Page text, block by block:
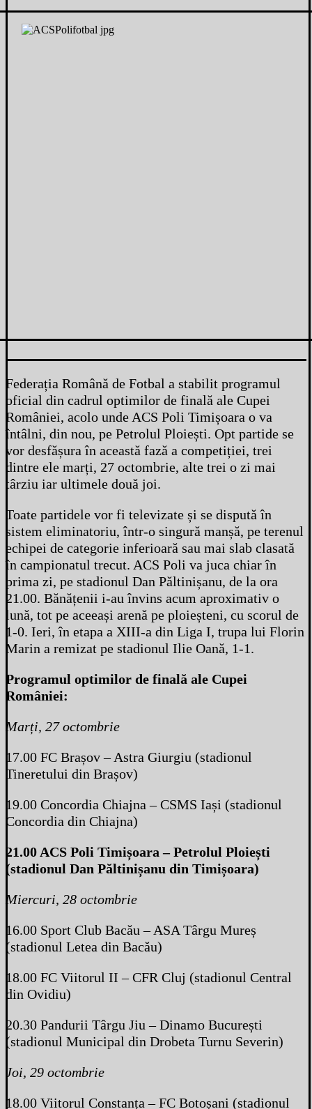
Federația Română de Fotbal a stabilit programul
oficial din cadrul optimilor de finală ale Cupei
României, acolo unde ACS Poli Timișoara o va
întâlni, din nou, pe Petrolul Ploiești. Opt partide se
vor desfășura în această fază a competiției, trei
dintre ele marți, 27 octombrie, alte trei o zi mai
târziu iar ultimele două joi.
Toate partidele vor fi televizate și se dispută în
sistem eliminatoriu, într-o singură manșă, pe terenul
echipei de categorie inferioară sau mai slab clasată
în campionatul trecut. ACS Poli va juca chiar în
prima zi, pe stadionul Dan Păltinișanu, de la ora
21.00. Bănățenii i-au învins acum aproximativ o
lună, tot pe aceeași arenă pe ploieșteni, cu scorul de
1-0. Ieri, în etapa a XIII-a din Liga I, trupa lui Florin
Marin a remizat pe stadionul Ilie Oană, 1-1.
Programul optimilor de finală ale Cupei
României:
Marți, 27 octombrie
17.00 FC Brașov – Astra Giurgiu (stadionul
Tineretului din Brașov)
19.00 Concordia Chiajna – CSMS Iași (stadionul
Concordia din Chiajna)
21.00 ACS Poli Timișoara – Petrolul Ploiești
(stadionul Dan Păltinișanu din Timișoara)
Miercuri, 28 octombrie
16.00 Sport Club Bacău – ASA Târgu Mureș
(stadionul Letea din Bacău)
18.00 FC Viitorul II – CFR Cluj (stadionul Central
din Ovidiu)
20.30 Pandurii Târgu Jiu – Dinamo București
(stadionul Municipal din Drobeta Turnu Severin)
Joi, 29 octombrie
18.00 Viitorul Constanța – FC Botoșani (stadionul